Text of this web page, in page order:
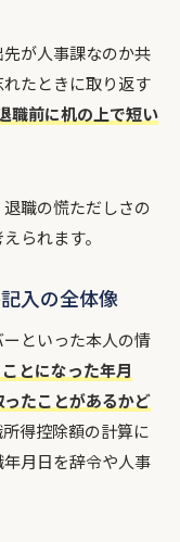
が人事課なのか共
たときに取り返す
職前に机の上で短い
職の慌ただしさの
られます。
入の全体像
といった本人の情
とになった年月
たことがあるかど
得控除額の計算に
月日を辞令や人事